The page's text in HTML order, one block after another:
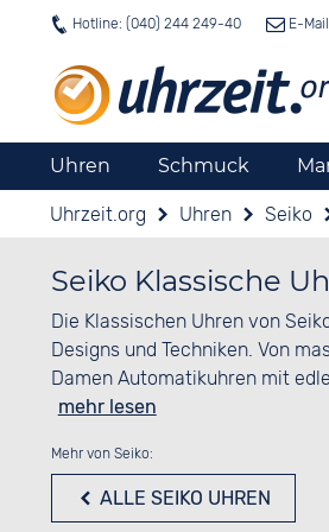
Hotline: (040) 244 249-40 E-
Uhren Schmuck
Uhrzeit.org Uhren Seiko
Seiko Klassische
Die Klassischen Uhren von
Designs und Techniken. Von
Damen Automatikuhren mit
mehr lesen
Mehr von Seiko:
ALLE SEIKO UHREN